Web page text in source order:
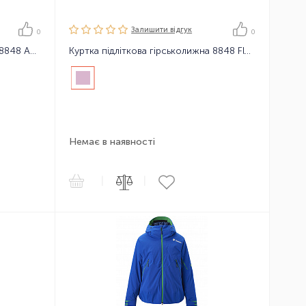
0
Куртка підліткова гірськолижна 8848 Adrienne Jacket
Залишити вiдгук 0
Куртка підліткова гірськолижна 8848 Florina Jacket
Немає в наявності